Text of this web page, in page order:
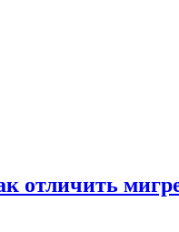
отличить